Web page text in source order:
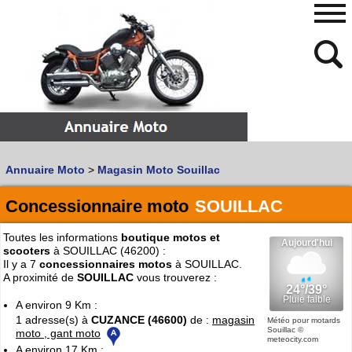
Vous recherchez un garageMOTOou
Quoi :
Où :
Trouver un garage Moto !
Retrouvez dans votre VILLE
les bonnes adresses de
L'ANNUAIRE MOTO & SCOOTER
480
768
Annuaire Moto > Magasin Moto Souillac
Concessionnaire moto SOUILLAC
Toutes les informations boutique motos et
scooters à SOUILLAC (46200) :
Il y a 7 concessionnaires motos à SOUILLAC.
A proximité de SOUILLAC vous trouverez :
A environ 9 Km :
1 adresse(s) à CUZANCE (46600) de : magasin
moto , gant moto
Météo pour motards
Souillac ©
meteocity.com